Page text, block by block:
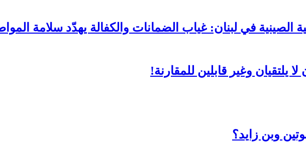
الصينية في لبنان: غياب الضمانات والكفالة يهدّد سلامة
يلتقيان وغير قابلين للمقارنة!
وبن زايد؟